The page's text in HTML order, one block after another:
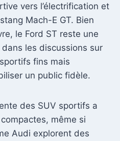
vers l’électrification et
Mach-E GT. Bien
le Ford ST reste une
les discussions sur
fins mais
un public fidèle.
des SUV sportifs a
même si
Audi explorent des